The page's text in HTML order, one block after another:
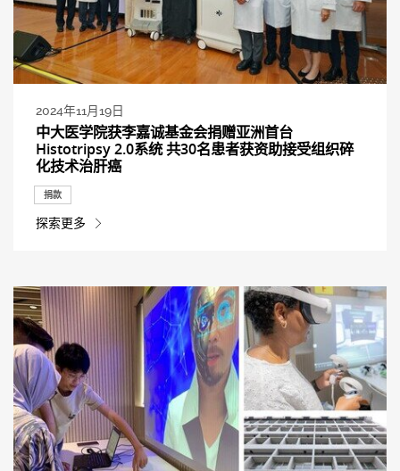
2024年11月19日
中大医学院获李嘉诚基金会捐赠亚洲首台
Histotripsy 2.0系统 共30名患者获资助接受组织碎
化技术治肝癌
捐款
探索更多